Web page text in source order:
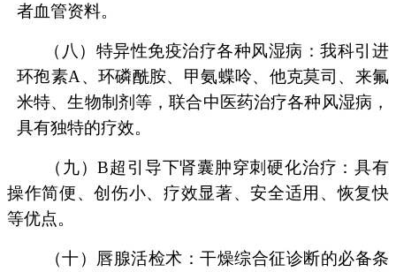
者血管资料。
（八）特异性免疫治疗各种风湿病：我科引进
环孢素A、环磷酰胺、甲氨蝶呤、他克莫司、来氟
米特、生物制剂等，联合中医药治疗各种风湿病，
具有独特的疗效。
（九）B超引导下肾囊肿穿刺硬化治疗：具有
操作简便、创伤小、疗效显著、安全适用、恢复快
等优点。
（十）唇腺活检术：干燥综合征诊断的必备条